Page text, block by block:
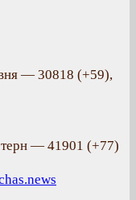
— 30818 (+59),
— 41901 (+77)